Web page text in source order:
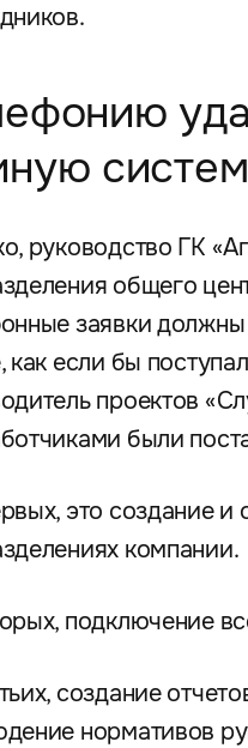
руководство ГК
общего
заявки должны
как если бы
проектов
были
это создание и
компании.
подключение
создание
нормативов